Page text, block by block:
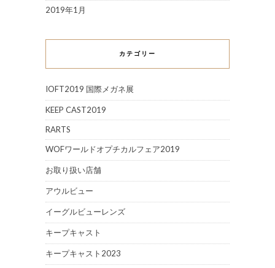
2019年1月
カテゴリー
IOFT2019 国際メガネ展
KEEP CAST2019
RARTS
WOFワールドオプチカルフェア2019
お取り扱い店舗
アウルビュー
イーグルビューレンズ
キープキャスト
キープキャスト2023